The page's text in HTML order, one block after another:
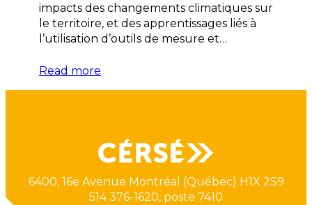
impacts des changements climatiques sur
le territoire, et des apprentissages liés à
l’utilisation d’outils de mesure et…
Read more
6400, 16e Avenue Montréal (Québec) H1X 2S9
514 376-1620, poste 7410